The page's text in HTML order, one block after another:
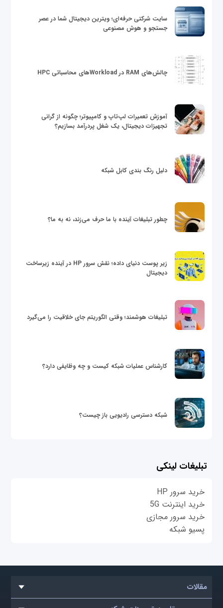
سایت شرکتی حرفه‌ای؛ ویترین دیجیتال شما در عصر
جستجو و هوش مصنوعی
چالش‌های RAM در Workloadهای محاسباتی HPC
آموزش تعمیرات لپ‌تاپ و کامپیوتر؛ چگونه از گرانی
تجهیزات دیجیتال، یک شغل پردرآمد بسازیم؟
دلیل رنگ بندی کابل شبکه
چطور تبلیغات آینده با ما حرف می‌زند، نه به ما؟
زیر پوست دنیای داده؛ نقش سرور HP در آینده زیرساخت
دیجیتال
تبلیغات هوشمند؛ وقتی الگوریتم جای خلاقیت را می‌گیرد
کارشناس عملیات شبکه کیست و چه وظایفی دارد؟
شبکه دسترسی رادیویی باز چیست؟
تبلیغات لینکی
خرید سرور HP
خرید اینترنت 5G
خرید سرور مجازی
پسیو شبکه
مقالات